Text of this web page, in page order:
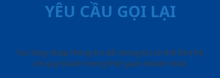
YÊU CẦU GỌI LẠI
Vui lòng nhập thông tin để chúng tôi có thể liên hệ
với quý khách trong thời gian nhanh nhất.